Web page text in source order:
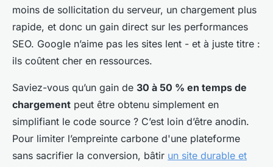
moins de sollicitation du serveur, un chargement plus
rapide, et donc un gain direct sur les performances
SEO. Google n’aime pas les sites lent - et à juste titre :
ils coûtent cher en ressources.
Saviez-vous qu’un gain de 30 à 50 % en temps de
chargement peut être obtenu simplement en
simplifiant le code source ? C’est loin d’être anodin.
Pour limiter l’empreinte carbone d'une plateforme
sans sacrifier la conversion, bâtir un site durable et